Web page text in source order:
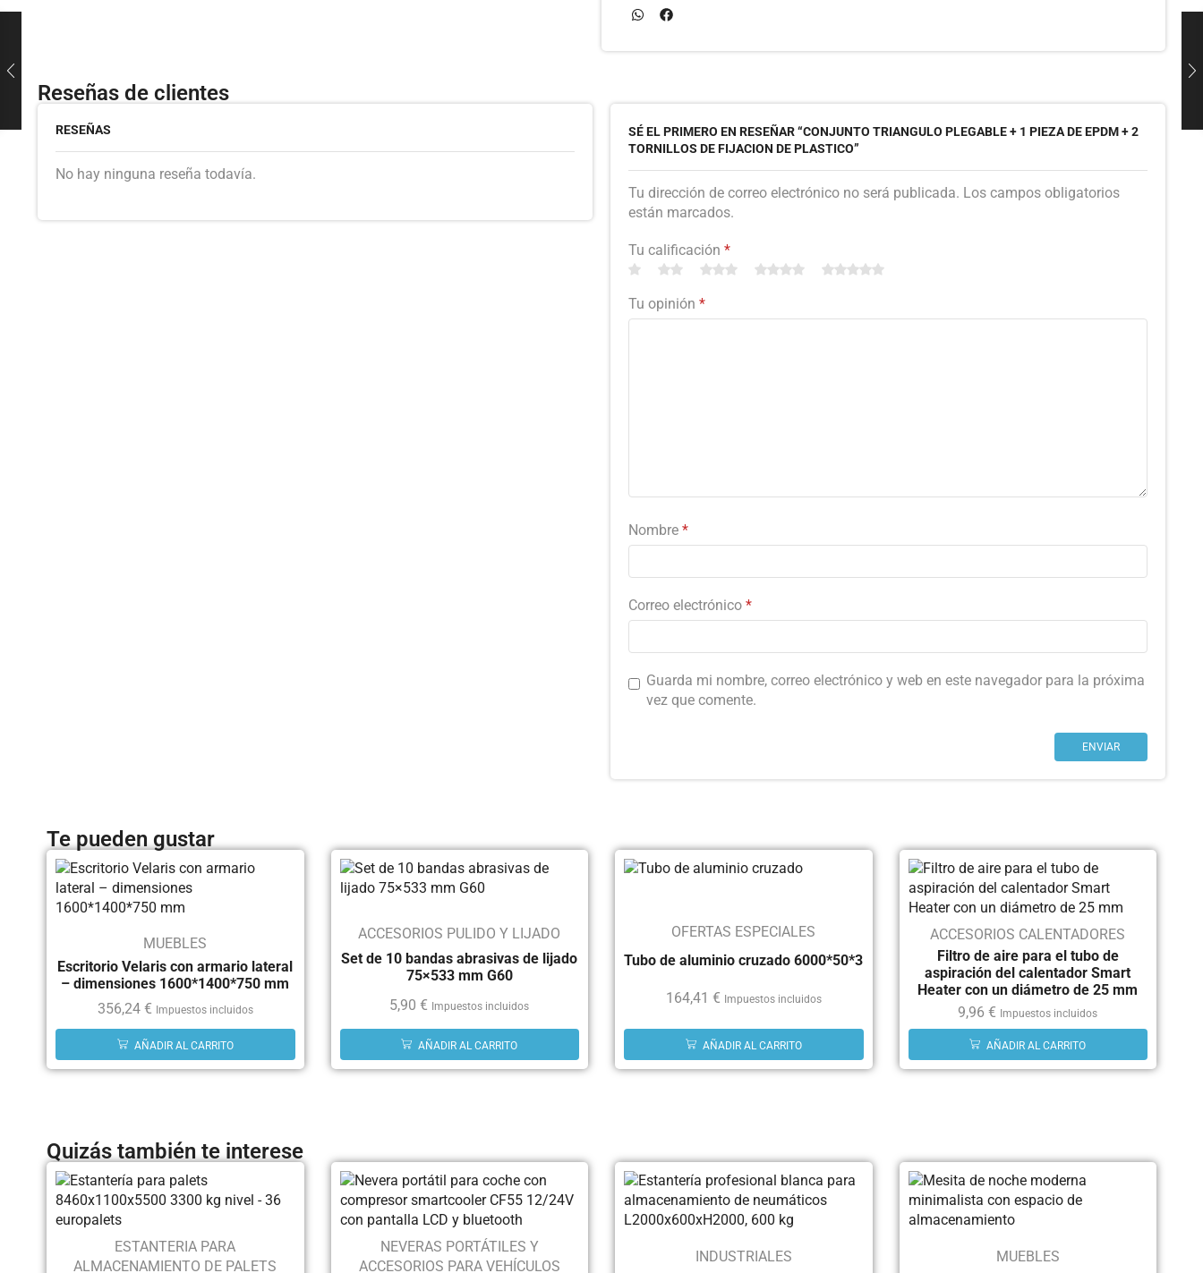
Reseñas de clientes
RESEÑAS
No hay ninguna reseña todavía.
SÉ EL PRIMERO EN RESEÑAR “CONJUNTO TRIANGULO PLEGABLE + 1 PIEZA DE EPDM + 2
TORNILLOS DE FIJACION DE PLASTICO”
Tu dirección de correo electrónico no será publicada. Los campos obligatorios
están marcados.
Tu calificación *
Tu opinión *
Nombre *
Correo electrónico *
Guarda mi nombre, correo electrónico y web en este navegador para la próxima
vez que comente.
Te pueden gustar
MUEBLES
Escritorio Velaris con armario lateral
– dimensiones 1600*1400*750 mm
356,24 € Impuestos incluidos
AÑADIR AL CARRITO
ACCESORIOS PULIDO Y LIJADO
Set de 10 bandas abrasivas de lijado
75×533 mm G60
5,90€ Impuestos incluidos
AÑADIR AL CARRITO
OFERTAS ESPECIALES
Tubo de aluminio cruzado 6000*50*3
164,41 € Impuestos incluidos
AÑADIR AL CARRITO
ACCESORIOS CALENTADORES
Filtro de aire para el tubo de
aspiración del calentador Smart
Heater con un diámetro de 25 mm
9,96€ Impuestos incluidos
AÑADIR AL CARRITO
Quizás también te interese
ESTANTERIA PARA
ALMACENAMIENTO DE PALETS
NEVERAS PORTÁTILES Y
ACCESORIOS PARA VEHÍCULOS
INDUSTRIALES
MUEBLES